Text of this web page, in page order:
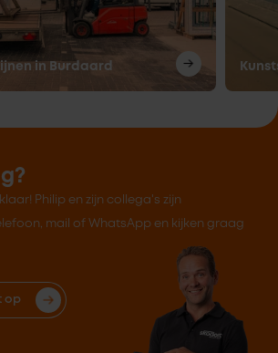
in Burdaard
Philip en zijn collega's zijn
mail of WhatsApp en kijken graag
op